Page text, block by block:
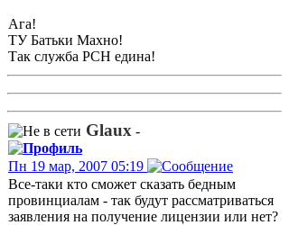
Ага!
ТУ Батьки Махно!
Так служба РСН едина!
Glaux -
Пн 19 мар, 2007 05:19
Все-таки кто сможет сказать бедным
провинциалам - так будут рассматриваться
заявления на получение лицензии или нет?